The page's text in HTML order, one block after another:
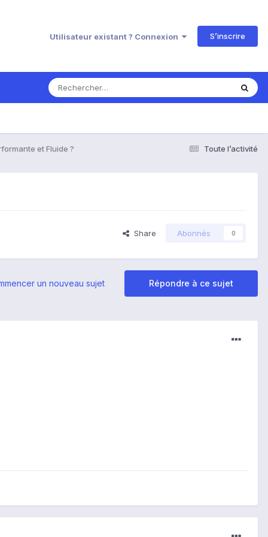
Utilisateur existant ? Connexion S’inscrire
Toute l’activité
et Fluide ?
Share Abonnés 0
Répondre à ce sujet
un nouveau sujet